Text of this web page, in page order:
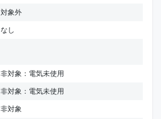
対象外
なし
非対象：電気未使用
非対象：電気未使用
非対象